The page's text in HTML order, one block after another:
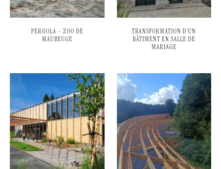
PERGOLA – ZOO DE
MAUBEUGE
TRANSFORMATION D’UN
BÂTIMENT EN SALLE DE
MARIAGE